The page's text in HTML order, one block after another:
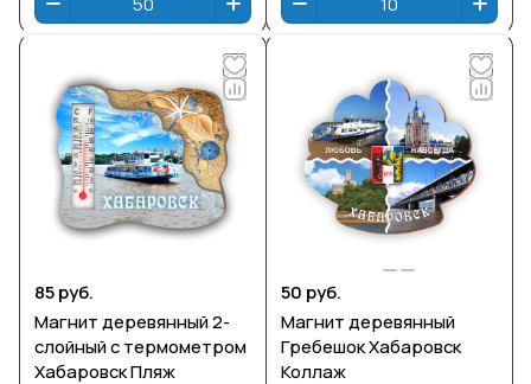
85 руб.
Магнит деревянный 2-
слойный с термометром
Хабаровск Пляж
50 руб.
Магнит деревянный
Гребешок Хабаровск
Коллаж